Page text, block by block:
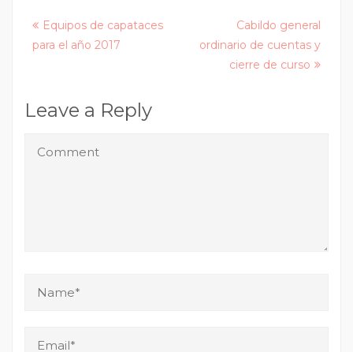
Posts
navigation
Equipos de capataces
para el año 2017
Cabildo general
ordinario de cuentas y
cierre de curso
Leave a Reply